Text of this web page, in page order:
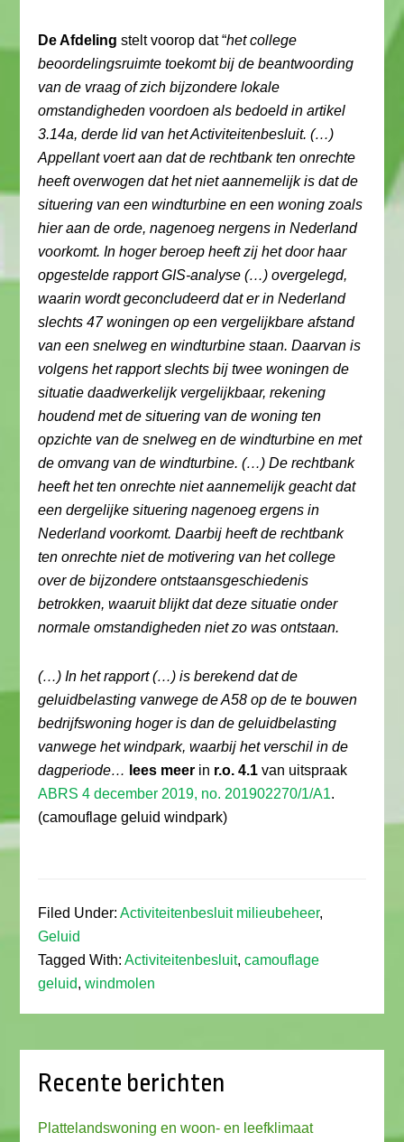
De Afdeling stelt voorop dat “het college
beoordelingsruimte toekomt bij de beantwoording
van de vraag of zich bijzondere lokale
omstandigheden voordoen als bedoeld in artikel
3.14a, derde lid van het Activiteitenbesluit. (…)
Appellant voert aan dat de rechtbank ten onrechte
heeft overwogen dat het niet aannemelijk is dat de
situering van een windturbine en een woning zoals
hier aan de orde, nagenoeg nergens in Nederland
voorkomt. In hoger beroep heeft zij het door haar
opgestelde rapport GIS-analyse (…) overgelegd,
waarin wordt geconcludeerd dat er in Nederland
slechts 47 woningen op een vergelijkbare afstand
van een snelweg en windturbine staan. Daarvan is
volgens het rapport slechts bij twee woningen de
situatie daadwerkelijk vergelijkbaar, rekening
houdend met de situering van de woning ten
opzichte van de snelweg en de windturbine en met
de omvang van de windturbine. (…) De rechtbank
heeft het ten onrechte niet aannemelijk geacht dat
een dergelijke situering nagenoeg ergens in
Nederland voorkomt. Daarbij heeft de rechtbank
ten onrechte niet de motivering van het college
over de bijzondere ontstaansgeschiedenis
betrokken, waaruit blijkt dat deze situatie onder
normale omstandigheden niet zo was ontstaan.
(…) In het rapport (…) is berekend dat de
geluidbelasting vanwege de A58 op de te bouwen
bedrijfswoning hoger is dan de geluidbelasting
vanwege het windpark, waarbij het verschil in de
dagperiode… lees meer in r.o. 4.1 van uitspraak
ABRS 4 december 2019, no. 201902270/1/A1.
(camouflage geluid windpark)
Filed Under:Activiteitenbesluit milieubeheer,
Geluid
Tagged With:Activiteitenbesluit,camouflage
geluid,windmolen
Recente berichten
Plattelandswoning en woon- en leefklimaat